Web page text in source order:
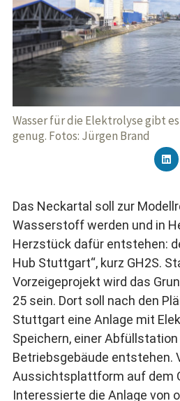
Wasser für die Elektrolyse gibt
genug. Fotos: Jürgen Brand
Das Neckartal soll zur
Wasserstoff werden und in
Herzstück dafür entstehen:
Hub Stuttgart“, kurz GH2S.
Vorzeigeprojekt wird das
25 sein. Dort soll nach den
Stuttgart eine Anlage mit
Speichern, einer
Betriebsgebäude entstehen.
Aussichtsplattform auf dem
Interessierte die Anlage von